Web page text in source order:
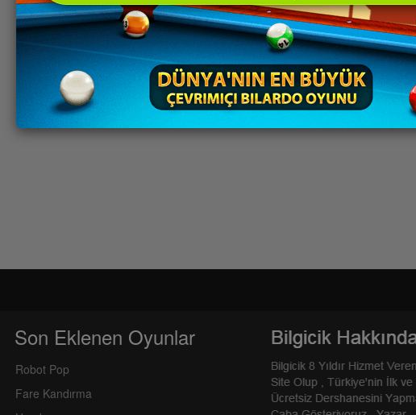
Son Eklenen Oyunlar
Robot Pop
Fare Kandırma